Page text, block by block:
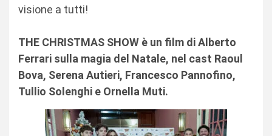
visione a tutti!
THE CHRISTMAS SHOW è un film di Alberto
Ferrari sulla magia del Natale, nel cast Raoul
Bova, Serena Autieri, Francesco Pannofino,
Tullio Solenghi e Ornella Muti.